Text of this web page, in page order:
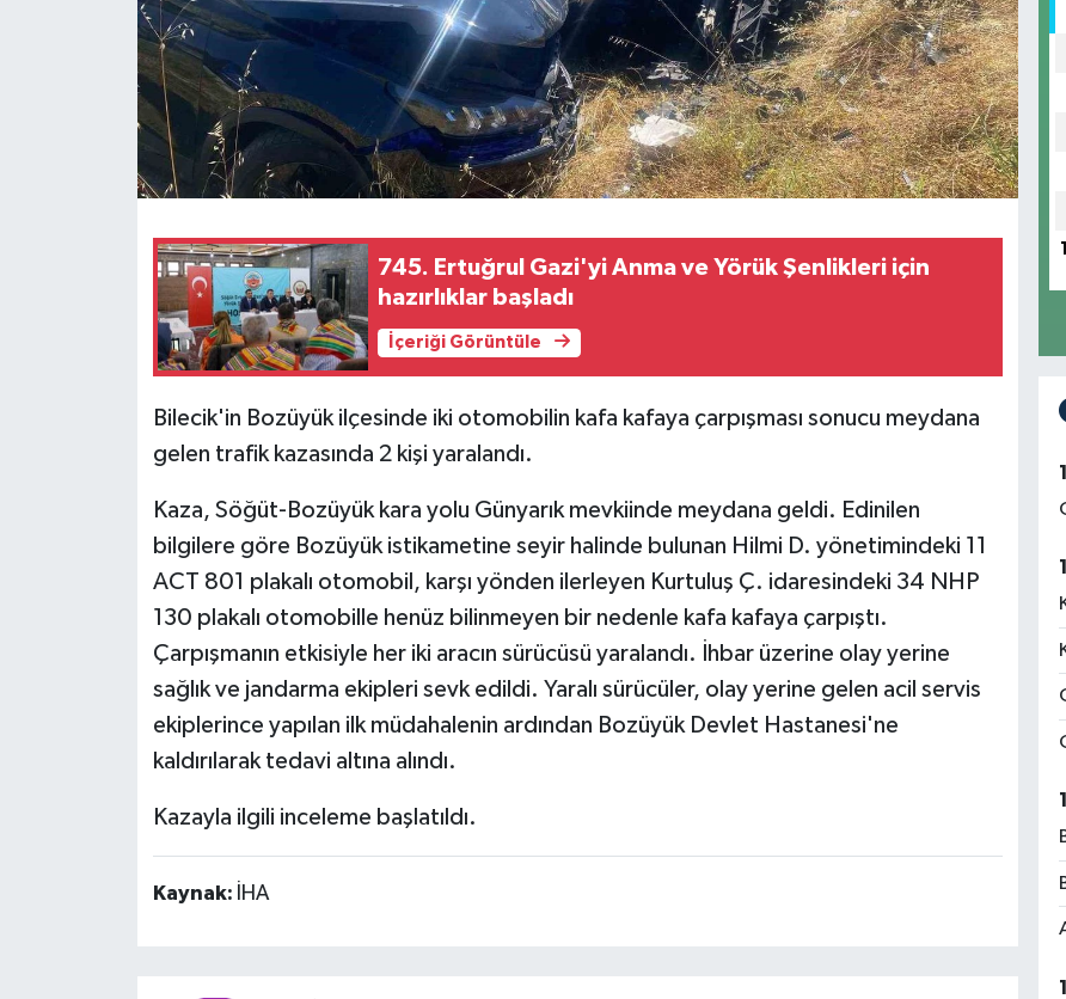
745. Ertuğrul Gazi'yi Anma ve Yörük Şenlikleri için
hazırlıklar başladı
İçeriği Görüntüle
Bilecik'in Bozüyük ilçesinde iki otomobilin kafa kafaya çarpışması sonucu meydana
gelen trafik kazasında 2 kişi yaralandı.
Kaza, Söğüt-Bozüyük kara yolu Günyarık mevkiinde meydana geldi. Edinilen
bilgilere göre Bozüyük istikametine seyir halinde bulunan Hilmi D. yönetimindeki 11
ACT 801 plakalı otomobil, karşı yönden ilerleyen Kurtuluş Ç. idaresindeki 34 NHP
130 plakalı otomobille henüz bilinmeyen bir nedenle kafa kafaya çarpıştı.
Çarpışmanın etkisiyle her iki aracın sürücüsü yaralandı. İhbar üzerine olay yerine
sağlık ve jandarma ekipleri sevk edildi. Yaralı sürücüler, olay yerine gelen acil servis
ekiplerince yapılan ilk müdahalenin ardından Bozüyük Devlet Hastanesi'ne
kaldırılarak tedavi altına alındı.
Kazayla ilgili inceleme başlatıldı.
Kaynak: İHA